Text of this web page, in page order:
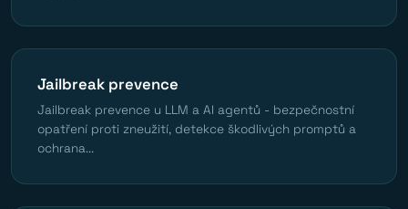
Jailbreak prevence
Jailbreak prevence u LLM a AI agentů - bezpečnostní
opatření proti zneužití, detekce škodlivých promptů a
ochrana...